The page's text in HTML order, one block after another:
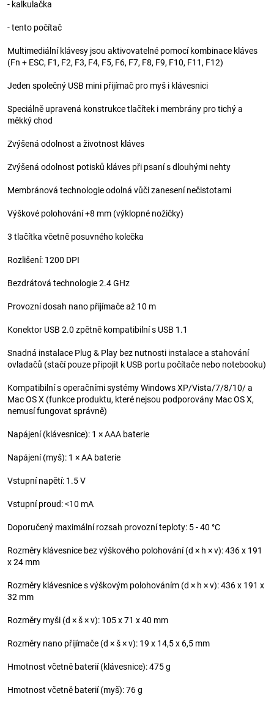
- kalkulačka
- tento počítač
Multimediální klávesy jsou aktivovatelné pomocí kombinace kláves
(Fn + ESC, F1, F2, F3, F4, F5, F6, F7, F8, F9, F10, F11, F12)
Jeden společný USB mini přijímač pro myš i klávesnici
Speciálně upravená konstrukce tlačítek i membrány pro tichý a
měkký chod
Zvýšená odolnost a životnost kláves
Zvýšená odolnost potisků kláves při psaní s dlouhými nehty
Membránová technologie odolná vůči zanesení nečistotami
Výškové polohování +8 mm (výklopné nožičky)
3 tlačítka včetně posuvného kolečka
Rozlišení: 1200 DPI
Bezdrátová technologie 2.4 GHz
Provozní dosah nano přijímače až 10 m
Konektor USB 2.0 zpětně kompatibilní s USB 1.1
Snadná instalace Plug & Play bez nutnosti instalace a stahování
ovladačů (stačí pouze připojit k USB portu počítače nebo notebooku)
Kompatibilní s operačními systémy Windows XP/Vista/7/8/10/ a
Mac OS X (funkce produktu, které nejsou podporovány Mac OS X,
nemusí fungovat správně)
Napájení (klávesnice): 1 × AAA baterie
Napájení (myš): 1 × AA baterie
Vstupní napětí: 1.5 V
Vstupní proud: <10 mA
Doporučený maximální rozsah provozní teploty: 5 - 40 °C
Rozměry klávesnice bez výškového polohování (d × h × v): 436 x 191
x 24 mm
Rozměry klávesnice s výškovým polohováním (d × h × v): 436 x 191 x
32 mm
Rozměry myši (d × š × v): 105 x 71 x 40 mm
Rozměry nano přijímače (d × š × v): 19 x 14,5 x 6,5 mm
Hmotnost včetně baterií (klávesnice): 475 g
Hmotnost včetně baterií (myš): 76 g